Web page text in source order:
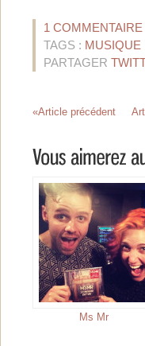
1 COMMENTAIRE
TAGS : MUSIQUE
PARTAGER
«Article précédent
Ms Mr